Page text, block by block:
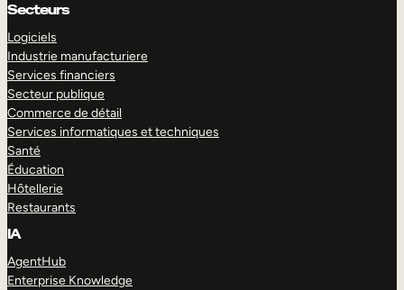
Secteurs
Logiciels
Industrie manufacturiere
Services financiers
Secteur publique
Commerce de détail
Services informatiques et techniques
Santé
Éducation
Hôtellerie
Restaurants
IA
AgentHub
Enterprise Knowledge